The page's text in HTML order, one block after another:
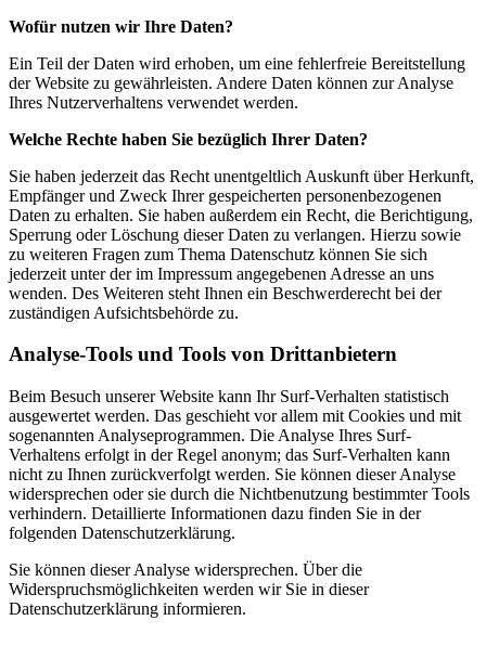
Wofür nutzen wir Ihre Daten?
Ein Teil der Daten wird erhoben, um eine fehlerfreie Bereitstellung
der Website zu gewährleisten. Andere Daten können zur Analyse
Ihres Nutzerverhaltens verwendet werden.
Welche Rechte haben Sie bezüglich Ihrer Daten?
Sie haben jederzeit das Recht unentgeltlich Auskunft über Herkunft,
Empfänger und Zweck Ihrer gespeicherten personenbezogenen
Daten zu erhalten. Sie haben außerdem ein Recht, die Berichtigung,
Sperrung oder Löschung dieser Daten zu verlangen. Hierzu sowie
zu weiteren Fragen zum Thema Datenschutz können Sie sich
jederzeit unter der im Impressum angegebenen Adresse an uns
wenden. Des Weiteren steht Ihnen ein Beschwerderecht bei der
zuständigen Aufsichtsbehörde zu.
Analyse-Tools und Tools von Drittanbietern
Beim Besuch unserer Website kann Ihr Surf-Verhalten statistisch
ausgewertet werden. Das geschieht vor allem mit Cookies und mit
sogenannten Analyseprogrammen. Die Analyse Ihres Surf-
Verhaltens erfolgt in der Regel anonym; das Surf-Verhalten kann
nicht zu Ihnen zurückverfolgt werden. Sie können dieser Analyse
widersprechen oder sie durch die Nichtbenutzung bestimmter Tools
verhindern. Detaillierte Informationen dazu finden Sie in der
folgenden Datenschutzerklärung.
Sie können dieser Analyse widersprechen. Über die
Widerspruchsmöglichkeiten werden wir Sie in dieser
Datenschutzerklärung informieren.